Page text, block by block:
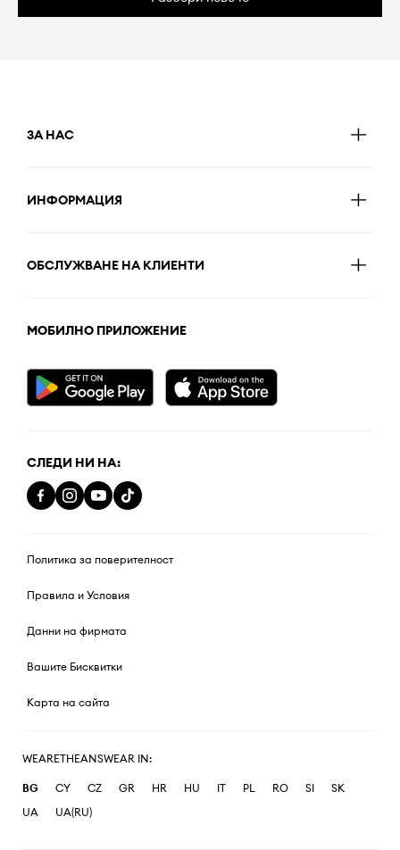
ЗА НАС
ИНФОРМАЦИЯ
ОБСЛУЖВАНЕ НА КЛИЕНТИ
МОБИЛНО ПРИЛОЖЕНИЕ
СЛЕДИ НИ НА:
Политика за поверителност
Правила и Условия
Данни на фирмата
Вашите Бисквитки
Карта на сайта
WEARETHEANSWEAR IN:
BG CY CZ GR HR HU IT PL RO SI
SK
UA
UA(RU)